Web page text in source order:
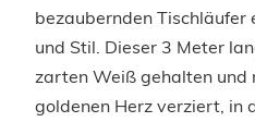
bezaubernden Tischläufer
und Stil. Dieser 3 Meter
zarten Weiß gehalten und
goldenen Herz verziert, in